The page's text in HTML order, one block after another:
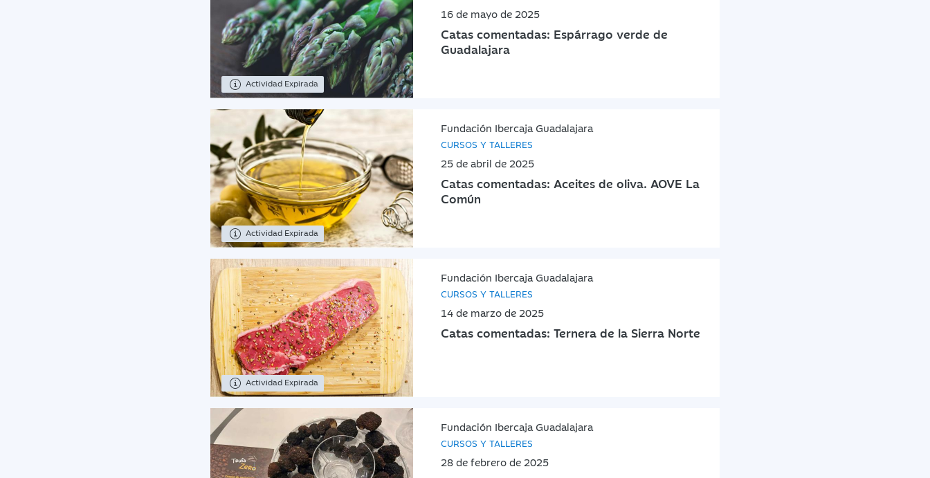
Actividad Expirada
16 de mayo de 2025
Catas comentadas: Espárrago verde de
Guadalajara
Actividad Expirada
Fundación Ibercaja Guadalajara
CURSOS Y TALLERES
25 de abril de 2025
Catas comentadas: Aceites de oliva. AOVE La
Común
Actividad Expirada
Fundación Ibercaja Guadalajara
CURSOS Y TALLERES
14 de marzo de 2025
Catas comentadas: Ternera de la Sierra Norte
Fundación Ibercaja Guadalajara
CURSOS Y TALLERES
28 de febrero de 2025